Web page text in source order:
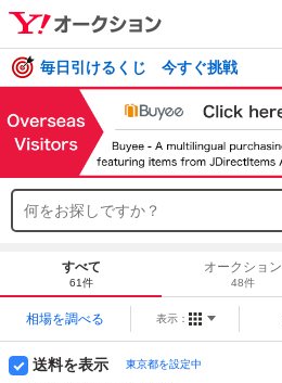
毎日引けるくじ 今すぐ挑戦
すべて
61件
オークション
48件
相場を調べる 表示：
送料を表示 東京都を設定中